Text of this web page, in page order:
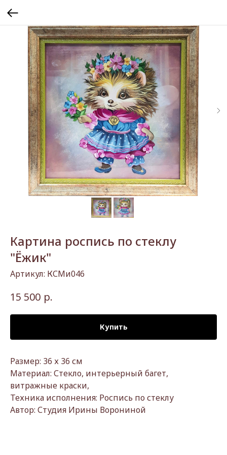
Картина роспись по стеклу
"Ёжик"
Артикул: КСМи046
15 500 р.
Купить
Размер: 36 х 36 см
Материал: Стекло, интерьерный багет,
витражные краски,
Техника исполнения: Роспись по стеклу
Автор: Студия Ирины Ворониной